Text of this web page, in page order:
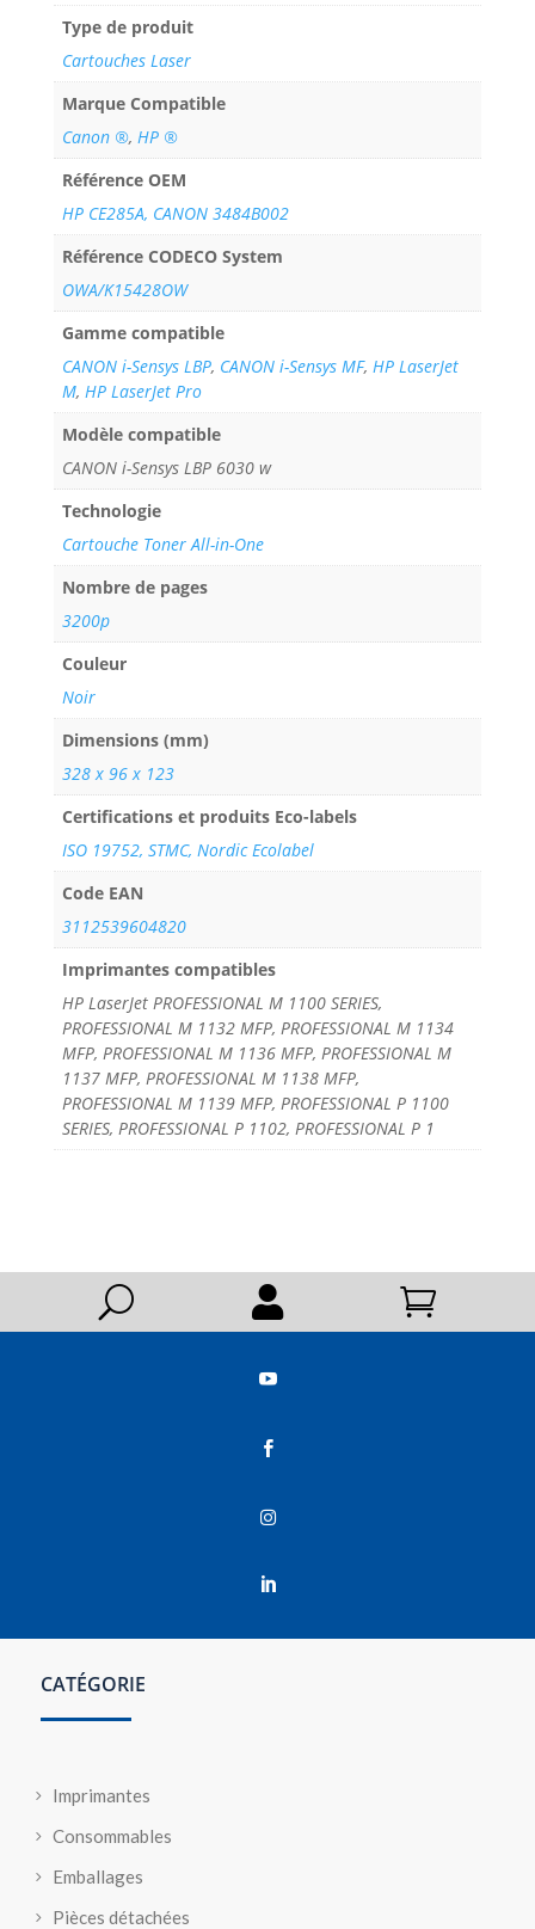
Type de produit
Cartouches Laser
Marque Compatible
Canon ®, HP ®
Référence OEM
HP CE285A, CANON 3484B002
Référence CODECO System
OWA/K15428OW
Gamme compatible
CANON i-Sensys LBP, CANON i-Sensys MF, HP LaserJet
M, HP LaserJet Pro
Modèle compatible
CANON i-Sensys LBP 6030 w
Technologie
Cartouche Toner All-in-One
Nombre de pages
3200p
Couleur
Noir
Dimensions (mm)
328 x 96 x 123
Certifications et produits Eco-labels
ISO 19752, STMC, Nordic Ecolabel
Code EAN
3112539604820
Imprimantes compatibles
HP LaserJet PROFESSIONAL M 1100 SERIES,
PROFESSIONAL M 1132 MFP, PROFESSIONAL M 1134
MFP, PROFESSIONAL M 1136 MFP, PROFESSIONAL M
1137 MFP, PROFESSIONAL M 1138 MFP,
PROFESSIONAL M 1139 MFP, PROFESSIONAL P 1100
SERIES, PROFESSIONAL P 1102, PROFESSIONAL P 1
U  




CATÉGORIE
Imprimantes
Consommables
Emballages
Pièces détachées